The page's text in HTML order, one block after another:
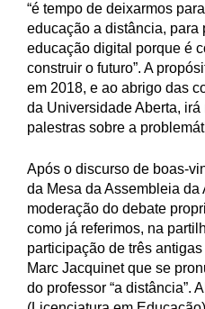
“é tempo de deixarmos
educação a distância, para
educação digital porque é
construir o futuro”. A
em 2018, e ao abrigo das
da Universidade Aberta,
palestras sobre a
Após o discurso de boas-
da Mesa da Assembleia
moderação do debate
como já referimos, na
participação de três
Marc Jacquinet que se
do professor “a distância”.